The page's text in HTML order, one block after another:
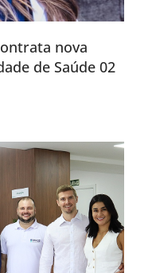
nova
de Saúde 02